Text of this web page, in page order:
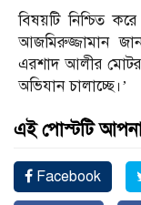
বিষয়টি নিশ্চিত
আজমিরুজ্জামান
এরশাদ আলীর
অভিযান চালাচ্ছে।’
এই পোস্টটি
Facebook